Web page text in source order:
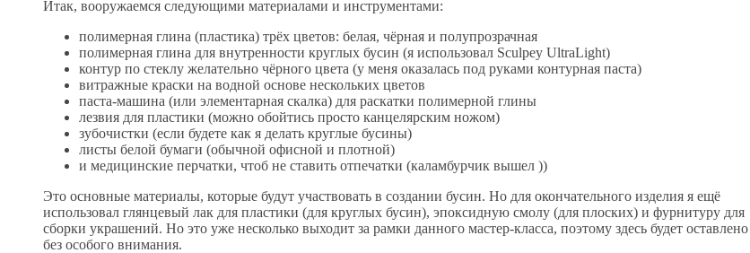
Итак, вооружаемся следующими материалами и инструментами:
полимерная глина (пластика) трёх цветов: белая, чёрная и полупрозрачная
полимерная глина для внутренности круглых бусин (я использовал Sculpey UltraLight)
контур по стеклу желательно чёрного цвета (у меня оказалась под руками контурная паста)
витражные краски на водной основе нескольких цветов
паста-машина (или элементарная скалка) для раскатки полимерной глины
лезвия для пластики (можно обойтись просто канцелярским ножом)
зубочистки (если будете как я делать круглые бусины)
листы белой бумаги (обычной офисной и плотной)
и медицинские перчатки, чтоб не ставить отпечатки (каламбурчик вышел ))
Это основные материалы, которые будут участвовать в создании бусин. Но для окончательного изделия я ещё
использовал глянцевый лак для пластики (для круглых бусин), эпоксидную смолу (для плоских) и фурнитуру для
сборки украшений. Но это уже несколько выходит за рамки данного мастер-класса, поэтому здесь будет оставлено
без особого внимания.